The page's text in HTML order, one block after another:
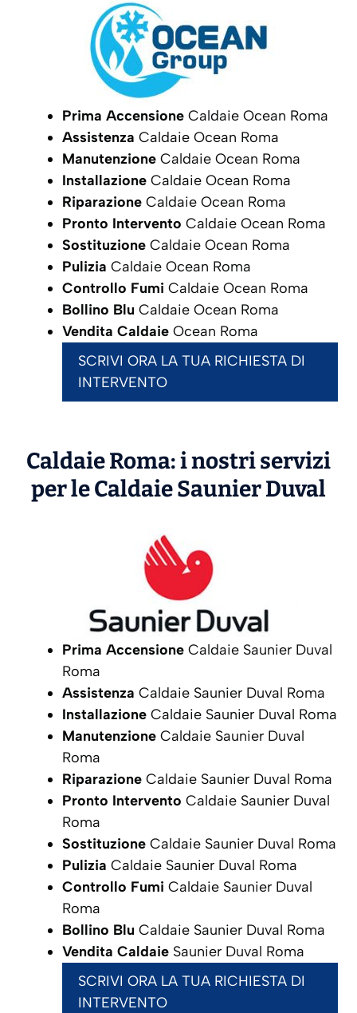
Prima Accensione Caldaie Ocean Roma
Assistenza Caldaie Ocean Roma
Manutenzione Caldaie Ocean Roma
Installazione Caldaie Ocean Roma
Riparazione Caldaie Ocean Roma
Pronto Intervento Caldaie Ocean Roma
Sostituzione Caldaie Ocean Roma
Pulizia Caldaie Ocean Roma
Controllo Fumi Caldaie Ocean Roma
Bollino Blu Caldaie Ocean Roma
Vendita Caldaie Ocean Roma
SCRIVI ORA LA TUA RICHIESTA DI
INTERVENTO
Caldaie Roma: i nostri servizi
per le CaldaieSaunier Duval
Prima Accensione Caldaie Saunier Duval
Roma
Assistenza Caldaie Saunier Duval Roma
Installazione Caldaie Saunier Duval Roma
Manutenzione Caldaie Saunier Duval
Roma
Riparazione Caldaie Saunier Duval Roma
Pronto Intervento Caldaie Saunier Duval
Roma
Sostituzione Caldaie Saunier Duval Roma
Pulizia Caldaie Saunier Duval Roma
Controllo Fumi Caldaie Saunier Duval
Roma
Bollino Blu Caldaie Saunier Duval Roma
Vendita Caldaie Saunier Duval Roma
SCRIVI ORA LA TUA RICHIESTA DI
INTERVENTO